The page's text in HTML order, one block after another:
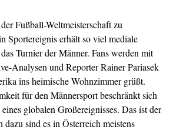
Fußball-Weltmeisterschaft zu
Sportereignis erhält so viel mediale
Turnier der Männer. Fans werden mit
Analysen und Reporter Rainer Pariasek
ins heimische Wohnzimmer grüßt.
für den Männersport beschränkt sich
globalen Großereignisses. Das ist der
sind es in Österreich meistens